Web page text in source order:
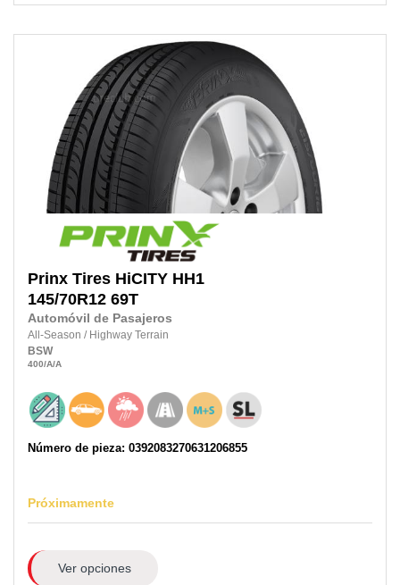
Prinx Tires HiCITY HH1
145/70R12 69T
Automóvil de Pasajeros
All-Season / Highway Terrain
BSW
400/A/A
Número de pieza: 0392083270631206855
Próximamente
Ver opciones